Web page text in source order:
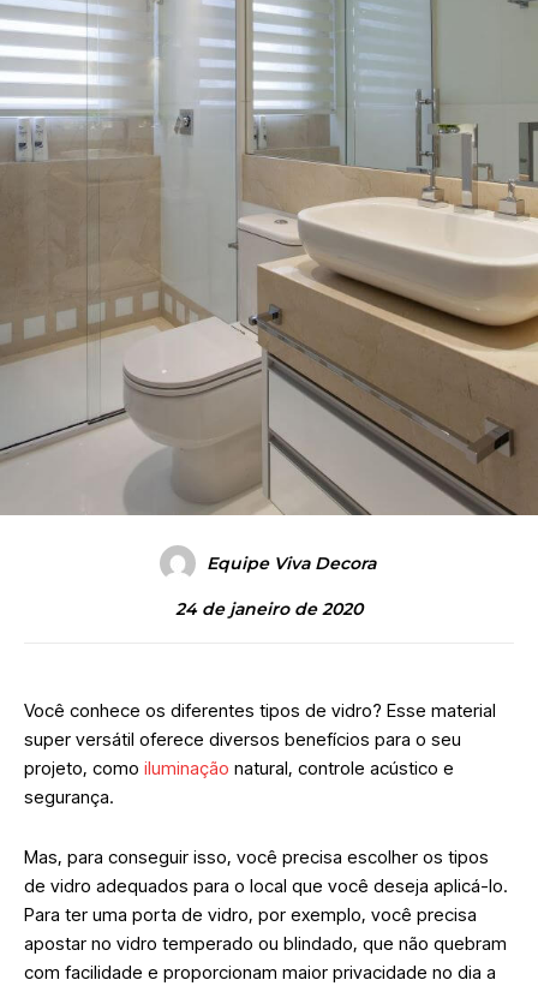
Equipe Viva Decora
24 de janeiro de 2020
Você conhece os diferentes tipos de vidro? Esse material
super versátil oferece diversos benefícios para o seu
projeto, como iluminação natural, controle acústico e
segurança.
Mas, para conseguir isso, você precisa escolher os tipos
de vidro adequados para o local que você deseja aplicá-lo.
Para ter uma porta de vidro, por exemplo, você precisa
apostar no vidro temperado ou blindado, que não quebram
com facilidade e proporcionam maior privacidade no dia a